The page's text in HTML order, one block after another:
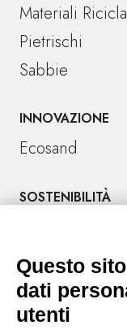
Materiali
Pietrischi
Sabbie
INNOVAZIONE
Ecosand
SOSTENIBILITÀ
Tel. +39 045
Sede
37012 Bussolengo
P.IVA e CF
Questo
dati
utenti